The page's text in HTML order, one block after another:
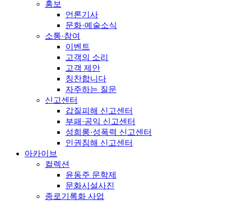
홍보
언론기사
문화·예술소식
소통·참여
이벤트
고객의 소리
고객 제안
칭찬합니다
자주하는 질문
신고센터
갑질피해 신고센터
부패·공익 신고센터
성희롱·성폭력 신고센터
인권침해 신고센터
아카이브
컬렉션
윤동주 문학제
문화시설사진
종로기록화 사업